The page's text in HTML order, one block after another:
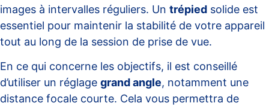
images à intervalles réguliers. Un trépied solide est
essentiel pour maintenir la stabilité de votre appareil
tout au long de la session de prise de vue.
En ce qui concerne les objectifs, il est conseillé
d’utiliser un réglage grand angle, notamment une
distance focale courte. Cela vous permettra de